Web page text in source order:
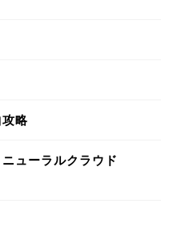
略
ューラルクラウド